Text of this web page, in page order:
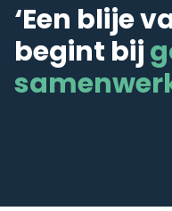
‘Een blije
begint bij